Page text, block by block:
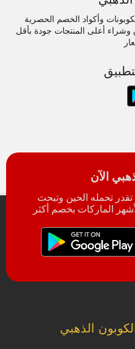
وأكواد الخصم الحصرية
وشراء أعلى المنتجات جودة بأقل
الآن
تحمله الحين وتبحث
الماركات بخصم أكثر
الذهبي